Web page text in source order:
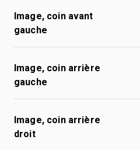
Image, coin avant
gauche
Image, coin arrière
gauche
Image, coin arrière
droit